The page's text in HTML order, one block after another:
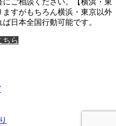
すがもちろん横浜・東京以外
日本全国行動可能です。
ちら